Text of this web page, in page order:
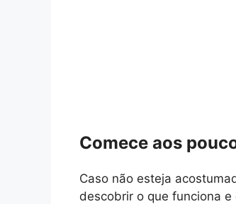
Comece aos
Caso não esteja
descobrir o que funciona